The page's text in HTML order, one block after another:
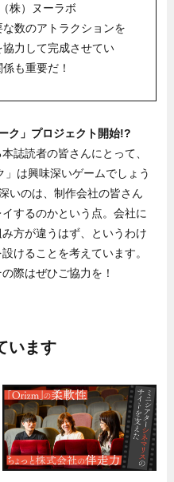
株）ヌーラボ
数のアトラクションを
力して完成させてい
も重要だ！
ク」プロジェクト開始!?
誌読者の皆さんにとって、
は興味深いゲームでしょう
いのは、制作会社の皆さん
するのかという点。会社に
方が違うはず、というわけ
けることを考えています。
際はぜひご協力を！
います